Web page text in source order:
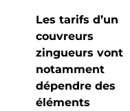
Les tarifs d’un
couvreurs
zingueurs vont
notamment
dépendre des
éléments